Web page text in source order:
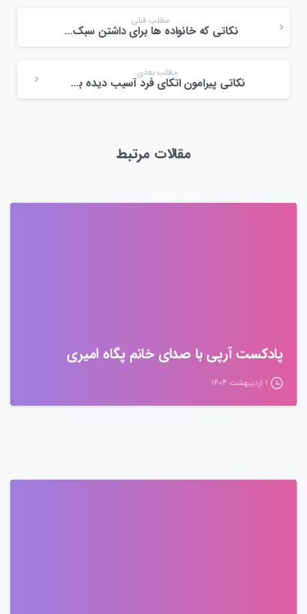
مطلب قبلی
نکاتی که خانواده ها برای داشتن سبک تربیتی صحیح فرزند آسیب دیده بینایی
مطلب بعدی
نکاتی پیرامون اتکای فرد آسیب دیده بینایی به توانایی های خود
مقالات مرتبط
پادکست آرپی با صدای خانم پگاه امیری
۱ اردیبهشت ۱۴۰۴